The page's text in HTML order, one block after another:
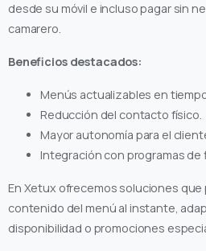
desde su móvil e incluso pagar sin
camarero.
Beneficios destacados:
Menús actualizables en
Reducción del contacto físico.
Mayor autonomía para el
Integración con programas de
En Xetux ofrecemos soluciones
contenido del menú al instante,
disponibilidad o promociones